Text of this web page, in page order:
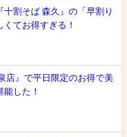
十割そば 森久』の「早割り
てお得すぎる！
店』で平日限定のお得で美
した！